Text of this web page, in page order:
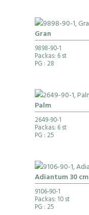
Gran
9898-90-1
Packas: 6 st
PG : 28
Palm
2649-90-1
Packas: 6 st
PG : 25
Adiantum 30 cm
9106-90-1
Packas: 10 st
PG : 25